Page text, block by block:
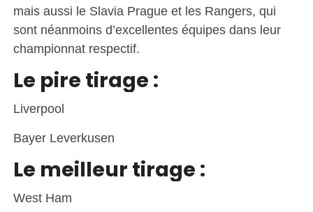
mais aussi le Slavia Prague et les Rangers, qui
sont néanmoins d’excellentes équipes dans leur
championnat respectif.
Le pire tirage :
Liverpool
Bayer Leverkusen
Le meilleur tirage :
West Ham